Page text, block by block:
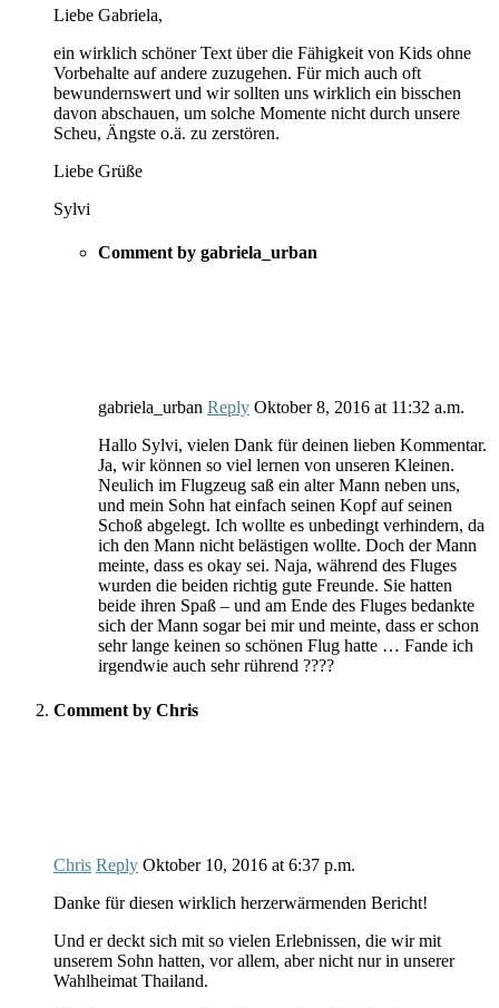
Liebe Gabriela,
ein wirklich schöner Text über die Fähigkeit von Kids ohne
Vorbehalte auf andere zuzugehen. Für mich auch oft
bewundernswert und wir sollten uns wirklich ein bisschen
davon abschauen, um solche Momente nicht durch unsere
Scheu, Ängste o.ä. zu zerstören.
Liebe Grüße
Sylvi
Comment by gabriela_urban
gabriela_urban Reply Oktober 8, 2016 at11:32 a.m.
Hallo Sylvi, vielen Dank für deinen lieben Kommentar.
Ja, wir können so viel lernen von unseren Kleinen.
Neulich im Flugzeug saß ein alter Mann neben uns,
und mein Sohn hat einfach seinen Kopf auf seinen
Schoß abgelegt. Ich wollte es unbedingt verhindern, da
ich den Mann nicht belästigen wollte. Doch der Mann
meinte, dass es okay sei. Naja, während des Fluges
wurden die beiden richtig gute Freunde. Sie hatten
beide ihren Spaß – und am Ende des Fluges bedankte
sich der Mann sogar bei mir und meinte, dass er schon
sehr lange keinen so schönen Flug hatte … Fande ich
irgendwie auch sehr rührend ????
Comment by Chris
Chris Reply Oktober 10, 2016 at 6:37 p.m.
Danke für diesen wirklich herzerwärmenden Bericht!
Und er deckt sich mit so vielen Erlebnissen, die wir mit
unserem Sohn hatten, vor allem, aber nicht nur in unserer
Wahlheimat Thailand.